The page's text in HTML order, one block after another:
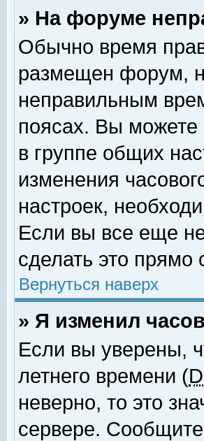
» На форуме
Обычно время
размещен форум,
неправильным
поясах. Вы можете
в группе общих
изменения
настроек,
Если вы все еще
сделать это прямо
Вернуться наверх
» Я изменил
Если вы уверены,
летнего времени (
неверно, то это
сервере.